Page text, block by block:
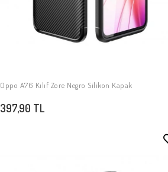
SEPETE EKLE
Oppo A76 Kılıf Zore Negro Silikon Kapak
397,90 TL